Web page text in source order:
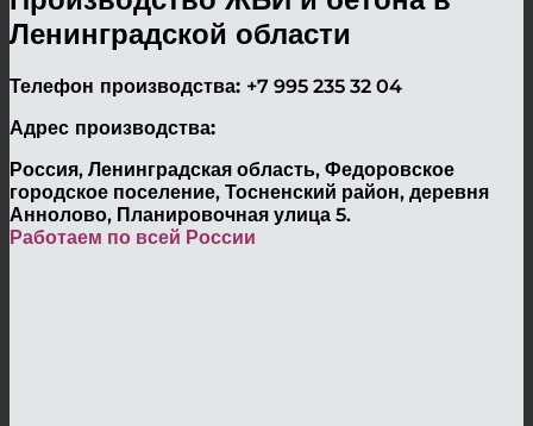
Ленинградской области
Телефон производства: +7 995 235 32 04
Адрес производства:
Россия, Ленинградская область, Федоровское
городское поселение, Тосненский район, деревня
Аннолово, Планировочная улица 5.
Работаем по всей России